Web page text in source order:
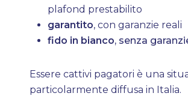
plafond prestabilito
garantito, con garanzie reali
fido in bianco, senza
Essere cattivi pagatori è una
particolarmente diffusa in Italia.